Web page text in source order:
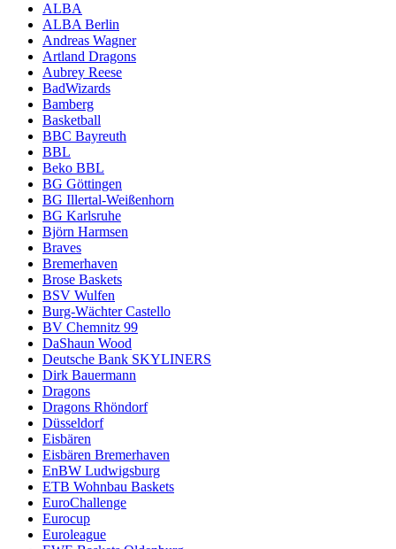
ALBA
ALBA Berlin
Andreas Wagner
Artland Dragons
Aubrey Reese
BadWizards
Bamberg
Basketball
BBC Bayreuth
BBL
Beko BBL
BG Göttingen
BG Illertal-Weißenhorn
BG Karlsruhe
Björn Harmsen
Braves
Bremerhaven
Brose Baskets
BSV Wulfen
Burg-Wächter Castello
BV Chemnitz 99
DaShaun Wood
Deutsche Bank SKYLINERS
Dirk Bauermann
Dragons
Dragons Rhöndorf
Düsseldorf
Eisbären
Eisbären Bremerhaven
EnBW Ludwigsburg
ETB Wohnbau Baskets
EuroChallenge
Eurocup
Euroleague